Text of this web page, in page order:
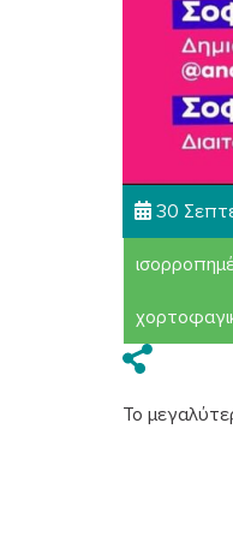
30
Το